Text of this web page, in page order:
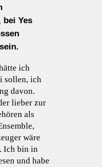
bei Yes
ich
sollen, ich
davon.
lieber zur
als
wäre
Ich bin in
und habe